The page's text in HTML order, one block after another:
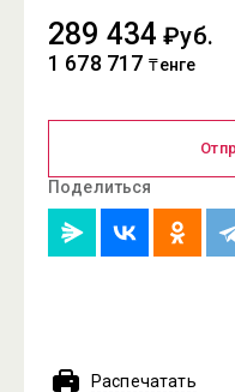
289 434 ₽уб.
1 678 717 ₸енге
Поделиться
Распечатать